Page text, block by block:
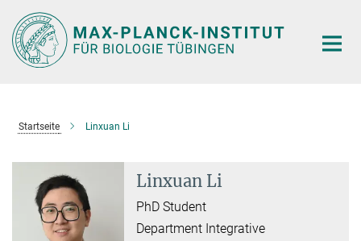
Hauptinhalt
Startseite Linxuan Li
Linxuan Li
PhD Student
Department Integrative